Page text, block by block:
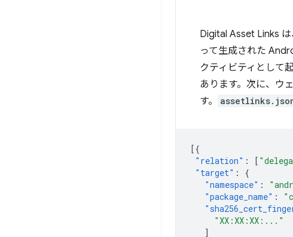
Digital Asset Links
って生成された
クティビティとして
あります。次に、ウ
す。
[{
"relation" : [
"target" :
{
"namespace" :
"package_name" :
"XX:XX:XX:..."
]